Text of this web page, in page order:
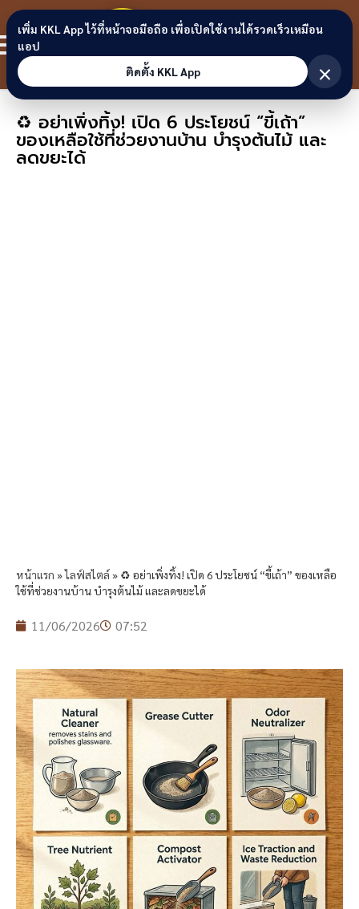
Skip to content
ขอนแก่น
ลิงก์
♻️ อย่าเพิ่งทิ้ง! เปิด 6 ประโยชน์ “ขี้เถ้า”
ของเหลือใช้ที่ช่วยงานบ้าน บำรุงต้นไม้ และ
ลดขยะได้
หน้าแรก »ไลฟ์สไตล์» ♻️ อย่าเพิ่งทิ้ง! เปิด 6 ประโยชน์ “ขี้เถ้า” ของเหลือ
ใช้ที่ช่วยงานบ้าน บำรุงต้นไม้ และลดขยะได้
11/06/2026 07:52
เพิ่ม KKL App ไว้ที่หน้าจอมือถือ เพื่อเปิดใช้งานได้รวดเร็วเหมือน
แอป
ติดตั้ง KKL App
×